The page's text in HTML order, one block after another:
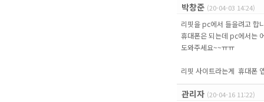
박창준 (20-04-03 14:24)
리핏을 pc에서 들을려고 합
휴대폰은 되는데 pc에서는
도와주세요~~ㅠㅠ
리핏 사이트라는게 휴대폰
관리자 (20-04-16 11:22)